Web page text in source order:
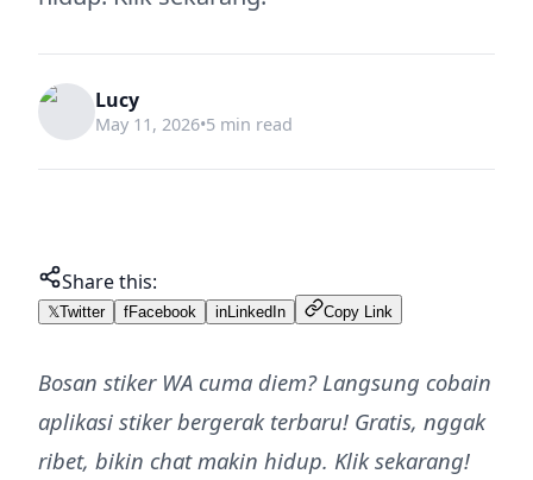
Lucy
May 11, 2026•5 min read
Share this:
𝕏Twitter fFacebook in LinkedIn Copy Link
Bosan stiker WA cuma diem? Langsung cobain
aplikasi stiker bergerak terbaru! Gratis, nggak
ribet, bikin chat makin hidup. Klik sekarang!